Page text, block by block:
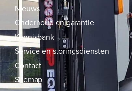
Nieuws
Onderhoud en garantie
Kennisbank
Service en storingsdiensten
Contact
Sitemap